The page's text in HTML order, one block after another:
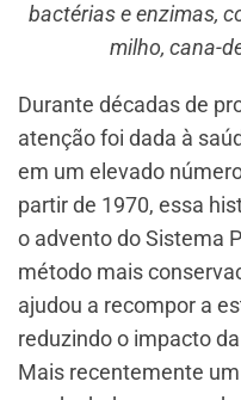
bactérias e enzimas,
milho, cana-
Durante décadas de
atenção foi dada à
em um elevado
partir de 1970, essa
o advento do Sistema
método mais
ajudou a recompor a
reduzindo o impacto
Mais recentemente